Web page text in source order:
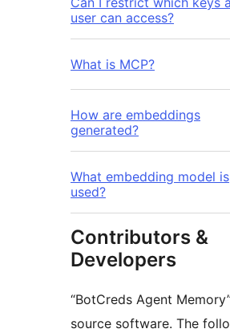
user can access?
What is MCP?
How are embeddings
generated?
What embedding model is
used?
Contributors &
Developers
“BotCreds Agent
source software. The